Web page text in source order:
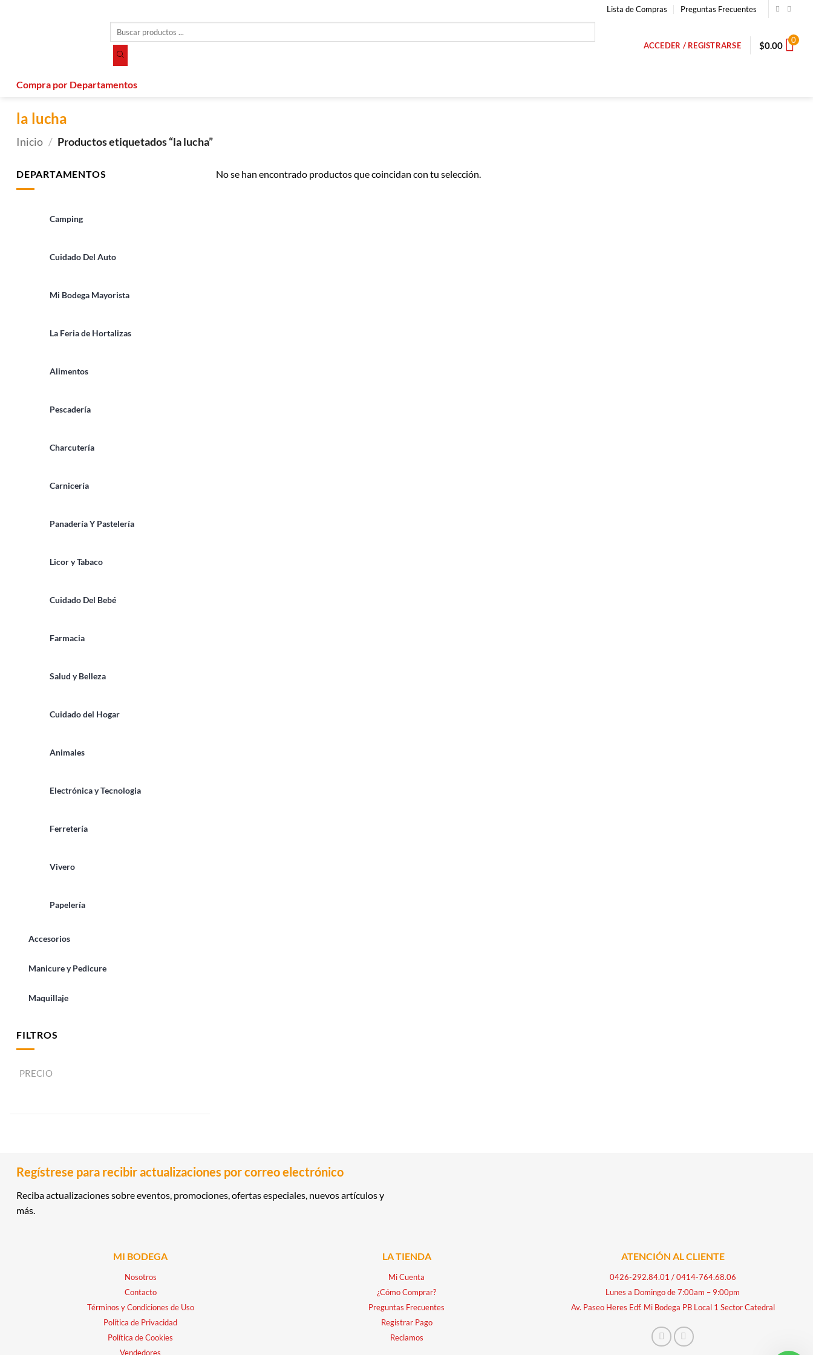
Lista de Compras Preguntas Frecuentes
productos
ACCEDER / REGISTRARSE $0.00 0
Compra por Departamentos
la lucha
Inicio / Productos etiquetados “la lucha”
DEPARTAMENTOS
Camping
Cuidado Del Auto
Mi Bodega Mayorista
La Feria de Hortalizas
Alimentos
Pescadería
Charcutería
Carnicería
Panadería Y Pastelería
Licor y Tabaco
Cuidado Del Bebé
Farmacia
Salud y Belleza
Cuidado del Hogar
Animales
Electrónica y Tecnologia
Ferretería
Vivero
Papelería
Accesorios
Manicure y Pedicure
Maquillaje
FILTROS
PRECIO
No se han encontrado productos que coincidan con tu selección.
Regístrese para recibir actualizaciones por correo electrónico
Reciba actualizaciones sobre eventos, promociones, ofertas especiales, nuevos artículos y
más.
MI BODEGA
Nosotros
Contacto
Términos y Condiciones de Uso
Política de Privacidad
Política de Cookies
Vendedores
LA TIENDA
Mi Cuenta
¿Cómo Comprar?
Preguntas Frecuentes
Registrar Pago
Reclamos
ATENCIÓN AL CLIENTE
0426-292.84.01 /0414-764.68.06
Lunes a Domingo de 7:00am – 9:00pm
Av. Paseo Heres Edf. Mi Bodega PB Local 1 Sector Catedral